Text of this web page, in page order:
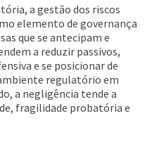
a gestão dos riscos
elemento de governança
que se antecipam e
a reduzir passivos,
e se posicionar de
regulatório em
a negligência tende a
fragilidade probatória e